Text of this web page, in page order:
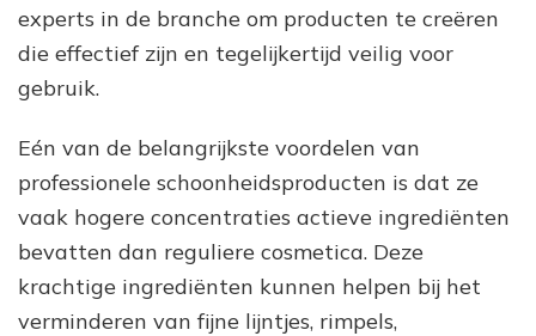
experts in de branche om producten te creëren
die effectief zijn en tegelijkertijd veilig voor
gebruik.
Eén van de belangrijkste voordelen van
professionele schoonheidsproducten is dat ze
vaak hogere concentraties actieve ingrediënten
bevatten dan reguliere cosmetica. Deze
krachtige ingrediënten kunnen helpen bij het
verminderen van fijne lijntjes, rimpels,